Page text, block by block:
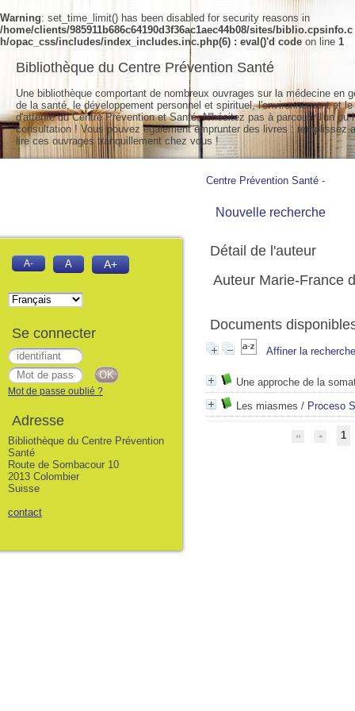
Warning: set_time_limit() has been disabled for security reasons in
/home/clients/985911b686c64190d3f36ac1aec44b08/sites/biblio.cpsinfo.c
h/opac_css/includes/index_includes.inc.php(6) : eval()'d code on line 1
Centre Prévention Santé -
Nouvelle recherche
Détail de l'auteur
Auteur Marie-France
Documents
Affiner la recherche
Une approche de la
Les miasmes / Proceso
1
Bibliothèque du Centre Prévention Santé
Une bibliothèque comportant de nombreux ouvrages sur la médecine en
de la santé, le développement personnel et spirituel, l'environnement et
d'attente du Centre Prévention et Santé. N'hésitez pas à parcourir l'un
consultation ! Vous pouvez également emprunter des livres : remplissez
lire ces ouvrages tranquillement chez vous !
A- A A+
Se connecter
Mot de passe oublié ?
Adresse
Bibliothèque du Centre Prévention
Santé
Route de Sombacour 10
2013 Colombier
Suisse
contact